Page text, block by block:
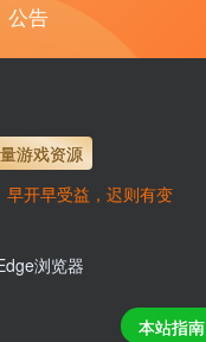
公告
游戏资源
开早受益，迟则有变
浏览器
本站指南